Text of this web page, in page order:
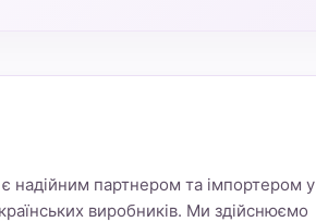
надійним партнером та імпортером у
виробників. Ми здійснюємо